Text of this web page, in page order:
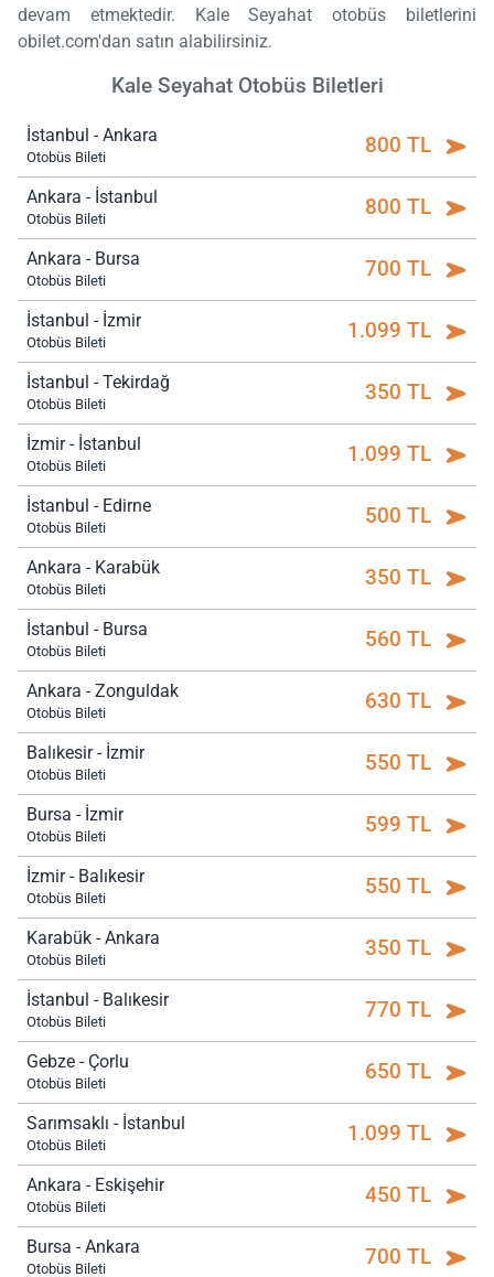
devam etmektedir. Kale Seyahat otobüs biletlerini
obilet.com'dan satın alabilirsiniz.
Kale Seyahat Otobüs Biletleri
İstanbul - Ankara
Otobüs Bileti 800 TL
Ankara - İstanbul
Otobüs Bileti 800 TL
Ankara - Bursa
Otobüs Bileti 700 TL
İstanbul - İzmir
Otobüs Bileti 1.099 TL
İstanbul - Tekirdağ
Otobüs Bileti 350 TL
İzmir - İstanbul
Otobüs Bileti 1.099 TL
İstanbul - Edirne
Otobüs Bileti 500 TL
Ankara - Karabük
Otobüs Bileti 350 TL
İstanbul - Bursa
Otobüs Bileti 560 TL
Ankara - Zonguldak
Otobüs Bileti 630 TL
Balıkesir - İzmir
Otobüs Bileti 550 TL
Bursa - İzmir
Otobüs Bileti 599 TL
İzmir - Balıkesir
Otobüs Bileti 550 TL
Karabük - Ankara
Otobüs Bileti 350 TL
İstanbul - Balıkesir
Otobüs Bileti 770 TL
Gebze - Çorlu
Otobüs Bileti 650 TL
Sarımsaklı - İstanbul
Otobüs Bileti 1.099 TL
Ankara - Eskişehir
Otobüs Bileti 450 TL
Bursa - Ankara
Otobüs Bileti 700 TL